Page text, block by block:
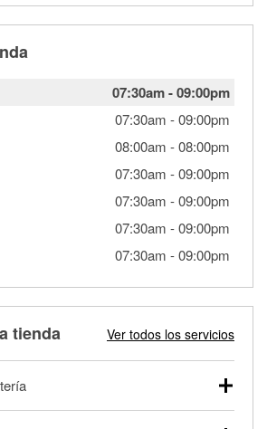
07:30am-09:00pm
07:30am -09:00pm
08:00am -08:00pm
07:30am -09:00pm
07:30am -09:00pm
07:30am -09:00pm
07:30am -09:00pm
tienda Ver todos los servicios